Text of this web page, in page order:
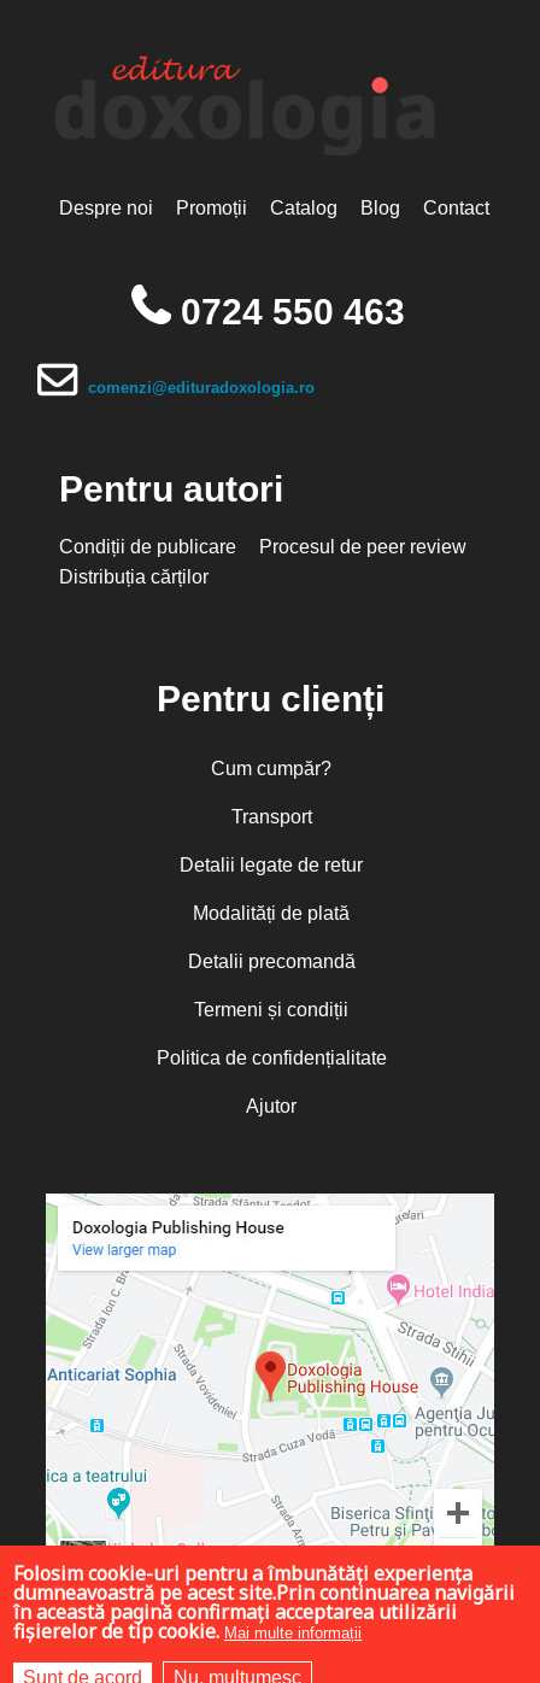
Despre noi Promoții Catalog Blog Contact
0724 550 463
comenzi@edituradoxologia.ro
Pentru autori
Condiții de publicare
Procesul de peer review
Distribuția cărților
Pentru clienți
Cum cumpăr?
Transport
Detalii legate de retur
Modalități de plată
Detalii precomandă
Termeni și condiții
Politica de confidențialitate
Ajutor
Folosim cookie-uri pentru a îmbunătăți experiența
dumneavoastră pe acest site.Prin continuarea navigării
în această pagină confirmați acceptarea utilizării
fișierelor de tip cookie. Mai multe informații
Sunt de acord Nu, mulțumesc